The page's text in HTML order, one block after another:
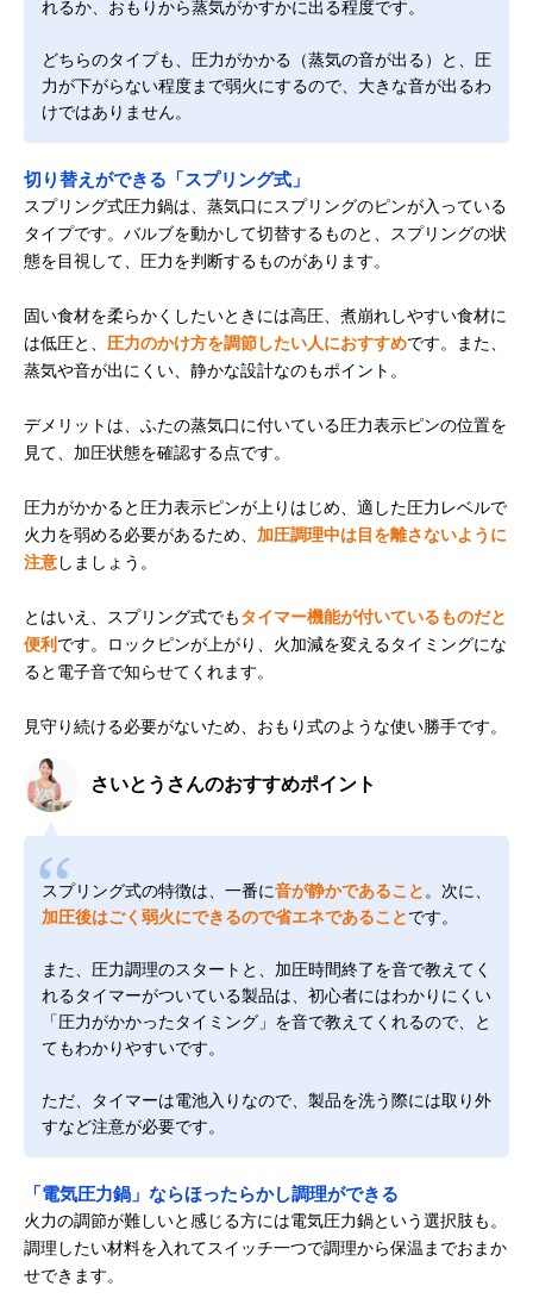
れるか、おもりから蒸気がかすかに出る程度です。
どちらのタイプも、圧力がかかる（蒸気の音が出る）と、圧
力が下がらない程度まで弱火にするので、大きな音が出るわ
けではありません。
切り替えができる「スプリング式」
スプリング式圧力鍋は、蒸気口にスプリングのピンが入っている
タイプです。バルブを動かして切替するものと、スプリングの状
態を目視して、圧力を判断するものがあります。
固い食材を柔らかくしたいときには高圧、煮崩れしやすい食材に
は低圧と、 圧力のかけ方を調節したい人におすすめです。また、
蒸気や音が出にくい、静かな設計なのもポイント。
デメリットは、ふたの蒸気口に付いている圧力表示ピンの位置を
見て、加圧状態を確認する点です。
圧力がかかると圧力表示ピンが上りはじめ、適した圧力レベルで
火力を弱める必要があるため、 加圧調理中は目を離さないように
注意しましょう。
とはいえ、スプリング式でもタイマー機能が付いているものだと
便利 です。ロックピンが上がり、火加減を変えるタイミングにな
ると電子音で知らせてくれます。
見守り続ける必要がないため、おもり式のような使い勝手です。
さいとうさんのおすすめポイント
スプリング式の特徴は、一番に音が静かであること 。次に、
加圧後はごく弱火にできるので省エネであることです。
また、圧力調理のスタートと、加圧時間終了を音で教えてく
れるタイマーがついている製品は、初心者にはわかりにくい
「圧力がかかったタイミング」を音で教えてくれるので、と
てもわかりやすいです。
ただ、タイマーは電池入りなので、製品を洗う際には取り外
すなど注意が必要です。
「電気圧力鍋」ならほったらかし調理ができる
火力の調節が難しいと感じる方には電気圧力鍋という選択肢も。
調理したい材料を入れてスイッチ一つで調理から保温までおまか
せできます。